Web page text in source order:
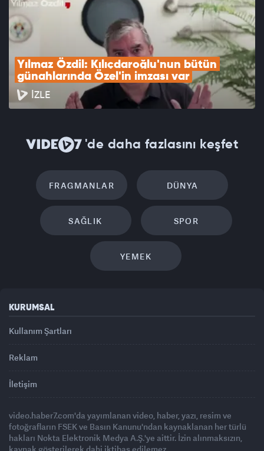
Yılmaz Özdil: Kılıçdaroğlu'nun bütün
günahlarında Özel'in imzası var
İZLE
'de daha fazlasını keşfet
FRAGMANLAR DÜNYA
SAĞLIK SPOR
YEMEK
KURUMSAL
Kullanım Şartları
Reklam
İletişim
video.haber7.com'da yayımlanan video, haber, yazı, resim ve
fotoğrafların FSEK ve Basın Kanunu'ndan kaynaklanan her türlü
hakları Nokta Elektronik Medya A.Ş.'ye aittir. İzin alınmaksızın,